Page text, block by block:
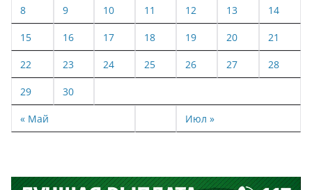
« Май Июл »
8 9 10 11 12 13 14
15 16 17 18 19 20 21
22 23 24 25 26 27 28
29 30